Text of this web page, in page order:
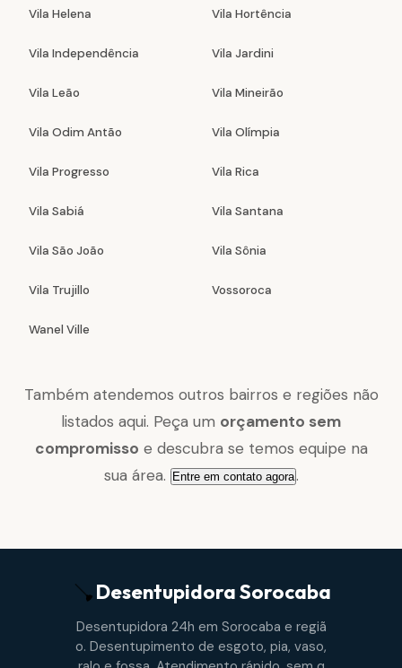
Vila Helena Vila Hortência
Vila Independência Vila Jardini
Vila Leão Vila Mineirão
Vila Odim Antão Vila Olímpia
Vila Progresso Vila Rica
Vila Sabiá Vila Santana
Vila São João Vila Sônia
Vila Trujillo Vossoroca
Wanel Ville
Também atendemos outros bairros e regiões não
listados aqui. Peça um orçamento sem
compromisso e descubra se temos equipe na
sua área. Entre em contato agora.
DesentupidoraSorocaba
Desentupidora 24h em Sorocaba e regiã
o. Desentupimento de esgoto, pia, vaso,